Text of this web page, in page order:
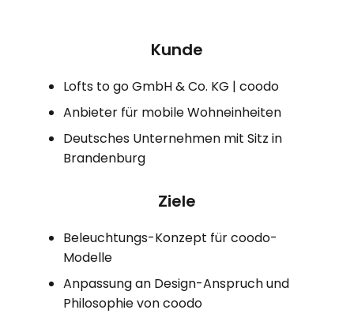
Kunde
Lofts to go GmbH & Co. KG | coodo
Anbieter für mobile Wohneinheiten
Deutsches Unternehmen mit Sitz in
Brandenburg
Ziele
Beleuchtungs-Konzept für coodo-
Modelle
Anpassung an Design-Anspruch und
Philosophie von coodo